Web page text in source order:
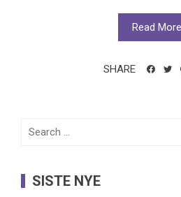
Read More
SHARE
Search
SISTE NYE